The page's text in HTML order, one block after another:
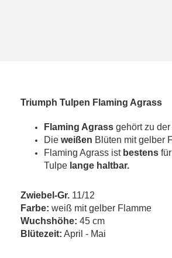
Triumph Tulpen Flaming Agrass
Flaming Agrass gehört zu
Die weißen Blüten mitgelber
Flaming Agrass ist bestens
Tulpe lange haltbar.
Zwiebel-Gr. 11/12
Farbe: weiß mit gelber Flamme
Wuchshöhe: 45 cm
Blütezeit: April - Mai